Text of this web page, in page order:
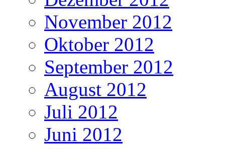
November 2012
Oktober 2012
September 2012
August 2012
Juli 2012
Juni 2012